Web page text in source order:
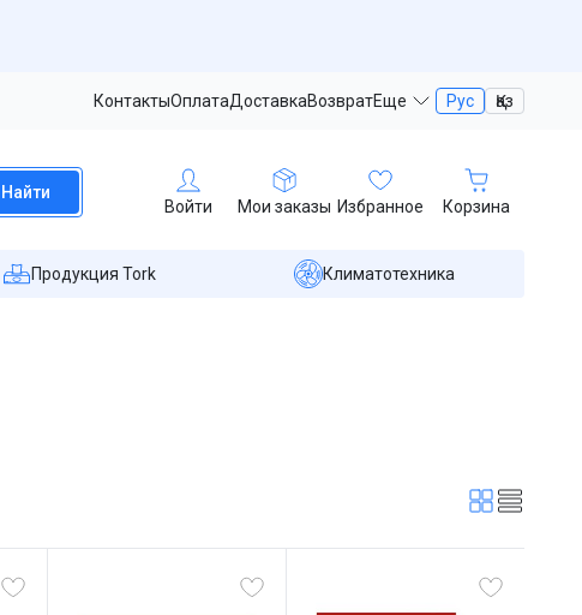
КонтактыОплатаДоставкаВозвратЕще Рус Қаз
Найти
Войти Мои заказы Избранное Корзина
Продукция Tork Климатотехника